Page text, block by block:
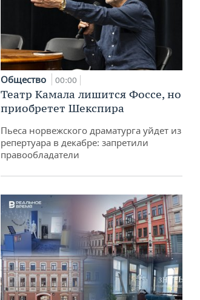
Общество 00:00
Театр Камала лишится Фоссе, но
приобретет Шекспира
Пьеса норвежского драматурга уйдет из
репертуара в декабре: запретили
правообладатели